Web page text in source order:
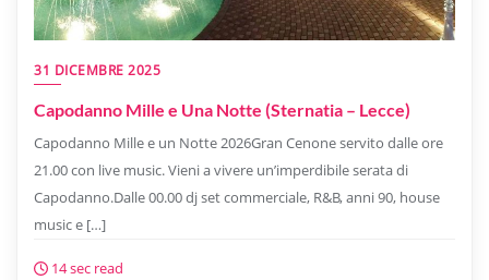
31 DICEMBRE 2025
Capodanno Mille e Una Notte (Sternatia – Lecce)
Capodanno Mille e un Notte 2026Gran Cenone servito dalle ore
21.00 con live music. Vieni a vivere un’imperdibile serata di
Capodanno.Dalle 00.00 dj set commerciale, R&B, anni 90, house
music e […]
14 sec read